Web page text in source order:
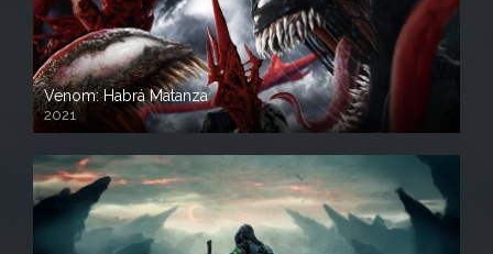
Venom: Habrá Matanza
2021